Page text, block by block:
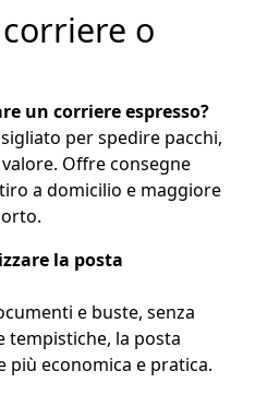
o
un corriere espresso?
per spedire pacchi,
Offre consegne
a domicilio e maggiore
la posta
e buste, senza
tempistiche, la posta
più economica e pratica.